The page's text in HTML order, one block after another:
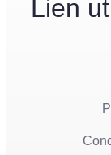
Lien